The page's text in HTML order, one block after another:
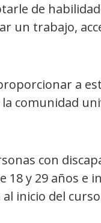
de
un trabajo,
a
comunidad
con
18 y 29 años e
inicio del